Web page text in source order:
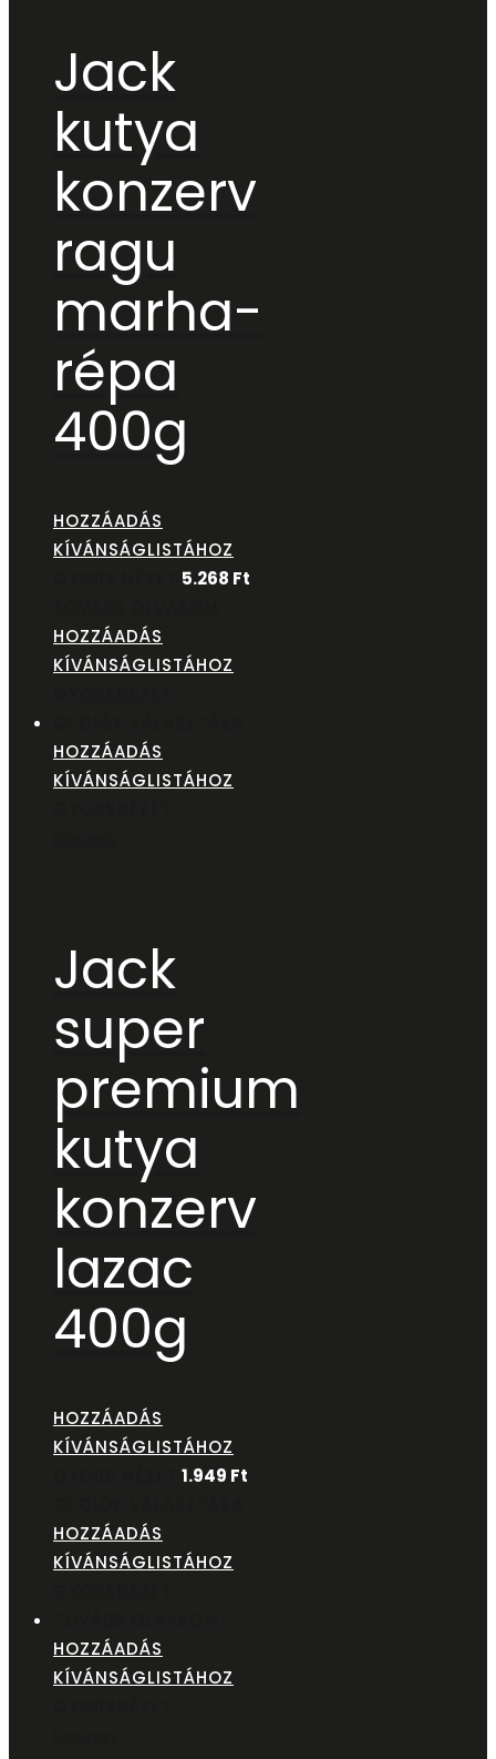
Jack
kutya
konzerv
ragu
marha-
répa
400g
HOZZÁADÁS
KÍVÁNSÁGLISTÁHOZ
5.268 Ft
HOZZÁADÁS
KÍVÁNSÁGLISTÁHOZ
HOZZÁADÁS
KÍVÁNSÁGLISTÁHOZ
Jack
super
premium
kutya
konzerv
lazac
400g
HOZZÁADÁS
KÍVÁNSÁGLISTÁHOZ
1.949 Ft
HOZZÁADÁS
KÍVÁNSÁGLISTÁHOZ
HOZZÁADÁS
KÍVÁNSÁGLISTÁHOZ